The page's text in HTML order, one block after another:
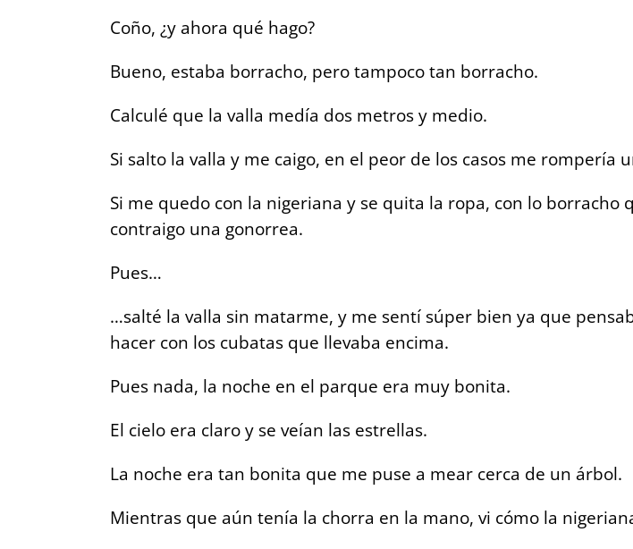
Coño, ¿y ahora qué hago?
Bueno, estaba borracho, pero tampoco tan borracho.
Calculé que la valla medía dos metros y medio.
Si salto la valla y me caigo, en el peor de los casos me rompería
Si me quedo con la nigeriana y se quita la ropa, con lo borracho
contraigo una gonorrea.
Pues…
…salté la valla sin matarme, y me sentí súper bien ya que
hacer con los cubatas que llevaba encima.
Pues nada, la noche en el parque era muy bonita.
El cielo era claro y se veían las estrellas.
La noche era tan bonita que me puse a mear cerca de un árbol.
Mientras que aún tenía la chorra en la mano, vi cómo la